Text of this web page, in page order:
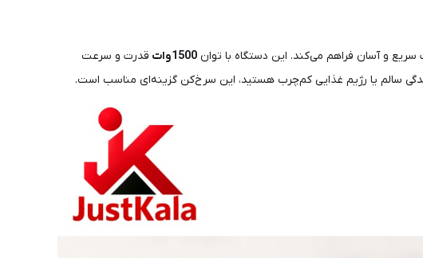
و آسان فراهم می‌کند. این دستگاه با توان 1500وات قدرت و سرعت
سالم یا رژیم غذایی کم‌چرب هستید، این سرخ‌کن گزینه‌ای مناسب است.